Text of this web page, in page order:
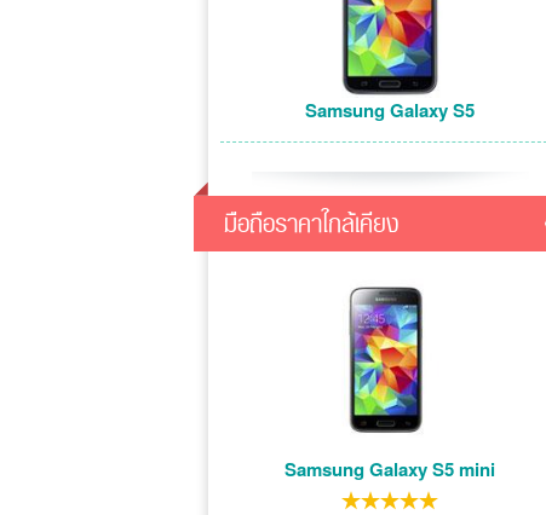
Samsung Galaxy S5
มือถือราคาใกล้เคียง
Samsung Galaxy S5 mini